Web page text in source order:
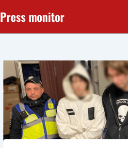
до
Press monitor